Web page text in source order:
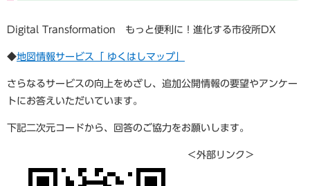
Digital Transformation もっと便利に！進化する市役所DX
◆地図情報サービス「 ゆくはしマップ」
さらなるサービスの向上をめざし、追加公開情報の要望やアンケー
トにお答えいただいています。
下記二次元コードから、回答のご協力をお願いします。
＜外部リンク＞